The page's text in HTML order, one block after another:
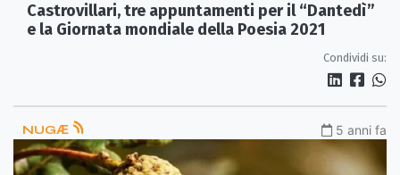
Castrovillari, tre appuntamenti per il “Dantedì”
e la Giornata mondiale della Poesia 2021
Condividi su:
NUGӔ 5 anni fa